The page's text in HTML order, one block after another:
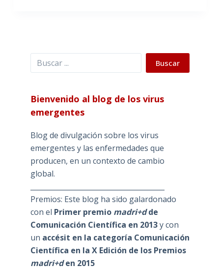
Buscar Buscar
Bienvenido al blog de los virus
emergentes
Blog de divulgación sobre los virus
emergentes y las enfermedades que
producen, en un contexto de cambio
global.
Premios: Este blog ha sido galardonado
con el Primer premio madri+dde
Comunicación Científica en 2013y con
un accésit en la categoría Comunicación
Científica en la X Edición de los Premios
madri+den 2015